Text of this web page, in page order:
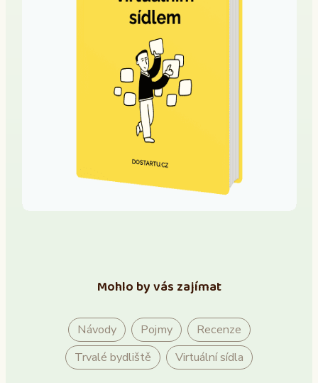
Mohlo by vás zajímat
Návody Pojmy
Recenze
Trvalé bydliště
Virtuální sídla